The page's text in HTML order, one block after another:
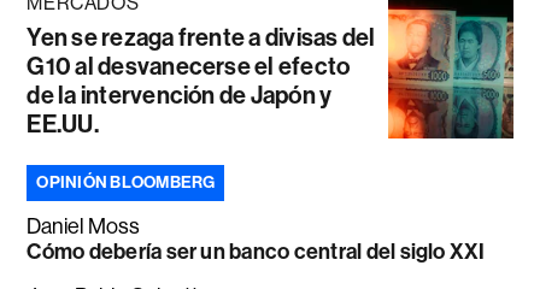
Yen se rezaga frente a divisas del
G10 al desvanecerse el efecto
de la intervención de Japón y
EE.UU.
OPINIÓN BLOOMBERG
Daniel Moss
Cómo debería ser un banco central del siglo XXI